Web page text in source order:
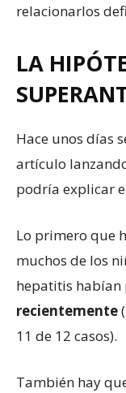
relacionarlos
LA
Hace unos días
artículo
podría explicar
Lo primero que
muchos de los
hepatitis habían
recientemente
11 de 12 casos).
También hay